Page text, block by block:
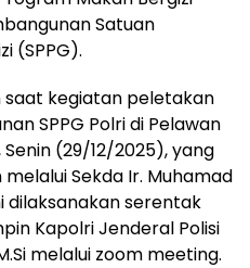
Satuan
(SPPG).
kegiatan peletakan
SPPG Polri di Pelawan
(29/12/2025), yang
Sekda Ir. Muhamad
dilaksanakan serentak
Kapolri Jenderal Polisi
melalui zoom meeting.